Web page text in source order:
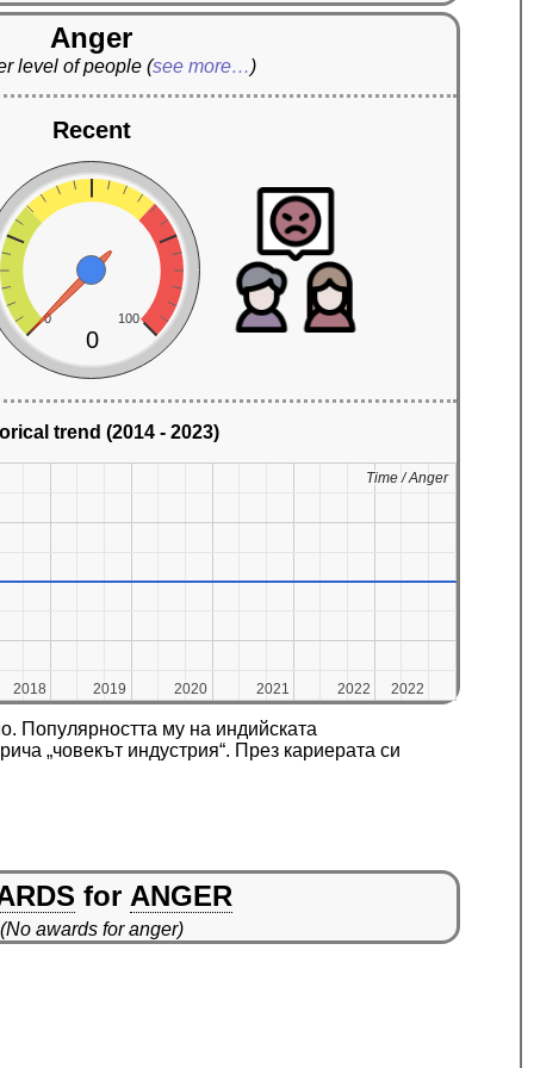
Anger
level of people(see more…)
Recent
0 100
0
trend (2014 - 2023)
2018
2018 2019
2019 2020
2020 2021
2021 2022
2022 2022
2022
Time / Anger
Time / Anger
Популярността му на индийската
„човекът индустрия“. През кариерата си
for ANGER
(No awards for anger)